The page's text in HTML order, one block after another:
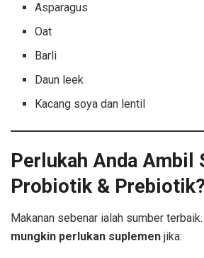
Asparagus
Oat
Barli
Daun leek
Kacang soya dan lentil
Perlukah Anda Ambil
Probiotik & Prebiotik?
Makanan sebenar ialah sumber terbaik.
mungkin perlukan suplemen jika: